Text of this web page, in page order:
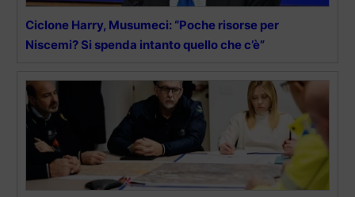
Ciclone Harry, Musumeci: “Poche risorse per
Niscemi? Si spenda intanto quello che c’è”